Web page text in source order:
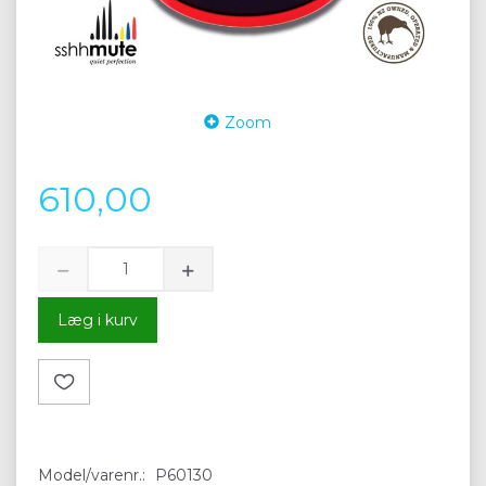
Zoom
610,00
Læg i kurv
Model/varenr.: P60130